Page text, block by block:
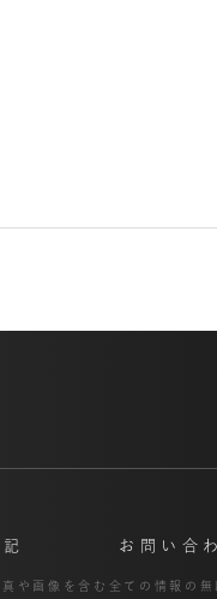
お問い合
や画像を含む全ての 情報の無